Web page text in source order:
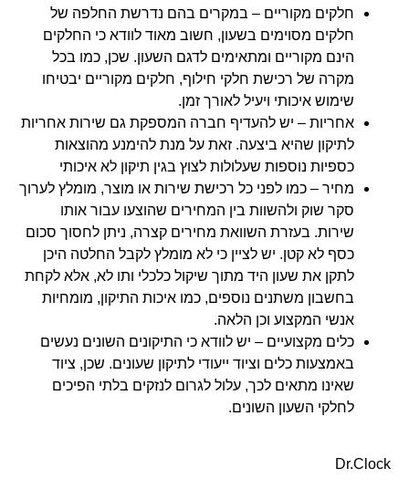
חלקים מקוריים – במקרים בהם נדרשת החלפה של
חלקים מסוימים בשעון, חשוב מאוד לוודא כי החלקים
הינם מקוריים ומתאימים לדגם השעון. שכן, כמו בכל
מקרה של רכישת חלקי חילוף, חלקים מקוריים יבטיחו
שימוש איכותי ויעיל לאורך זמן.
אחריות – יש להעדיף חברה המספקת גם שירות אחריות
לתיקון שהיא ביצעה. זאת על מנת להימנע מהוצאות
כספיות נוספות שעלולות לצוץ בגין תיקון לא איכותי
מחיר – כמו לפני כל רכישת שירות או מוצר, מומלץ לערוך
סקר שוק ולהשוות בין המחירים שהוצעו עבור אותו
שירות. בעזרת השוואת מחירים קצרה, ניתן לחסוך סכום
כסף לא קטן. יש לציין כי לא מומלץ לקבל החלטה היכן
לתקן את שעון היד מתוך שיקול כלכלי ותו לא, אלא לקחת
בחשבון משתנים נוספים, כמו איכות התיקון, מומחיות
אנשי המקצוע וכן הלאה.
כלים מקצועיים – יש לוודא כי התיקונים השונים נעשים
באמצעות כלים וציוד ייעודי לתיקון שעונים. שכן, ציוד
שאינו מתאים לכך, עלול לגרום לנזקים בלתי הפיכים
לחלקי השעון השונים.
Dr.Clock